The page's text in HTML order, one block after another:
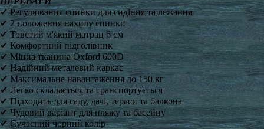
✔ Регулювання спинки для сидіння та лежання
✔ 2 положення нахилу спинки
✔ Товстий м'який матрац 6 см
✔ Комфортний підголівник
✔ Міцна тканина Oxford 600D
✔ Надійний металевий каркас
✔ Максимальне навантаження до 150 кг
✔ Легко складається та транспортується
✔ Підходить для саду, дачі, тераси та балкона
✔ Чудовий варіант для пляжу та басейну
✔ Сучасний чорний колір